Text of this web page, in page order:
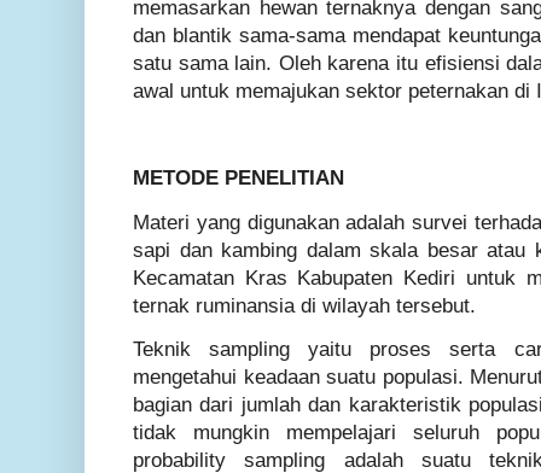
memasarkan hewan ternaknya dengan
dan blantik sama-sama mendapat
satu sama lain. Oleh karena itu efisiensi
awal untuk memajukan sektor peternakan di
METODE PENELITIAN
Materi yang digunakan adalah survei
sapi dan kambing dalam skala besar atau
Kecamatan Kras Kabupaten Kediri untuk
ternak ruminansia di wilayah tersebut.
Teknik sampling yaitu proses serta
mengetahui keadaan suatu populasi.
bagian dari jumlah dan karakteristik
tidak mungkin mempelajari seluruh
probability sampling adalah suatu